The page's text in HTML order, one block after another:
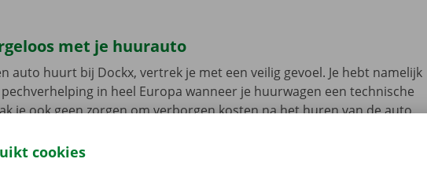
met je huurauto
auto huurt bij Dockx, vertrek je met een veilig gevoel. Je hebt namelijk
in heel Europa wanneer je huurwagen een technische
je ook geen zorgen om verborgen kosten na het huren van de auto.
daar gaan we voor.
cookies